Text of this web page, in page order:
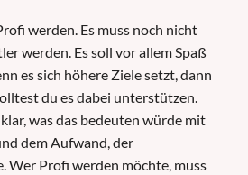
werden. Es muss noch nicht
werden. Es soll vor allem Spaß
es sich höhere Ziele setzt, dann
du es dabei unterstützen.
was das bedeuten würde mit
dem Aufwand, der
Wer Profi werden möchte, muss